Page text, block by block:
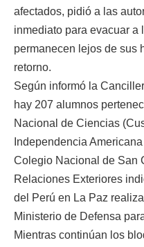
afectados, pidió a las
inmediato para evacuar a
permanecen lejos de sus
retorno.
Según informó la
hay 207 alumnos
Nacional de Ciencias
Independencia
Colegio Nacional de San
Relaciones Exteriores
del Perú en La Paz
Ministerio de Defensa
Mientras continúan los